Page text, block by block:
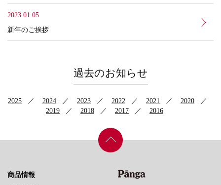
2023.01.05
新年のご挨拶
過去のお知らせ
2025 2024 2023 2022 2021
2020
2019
2018 2017 2016
商品情報